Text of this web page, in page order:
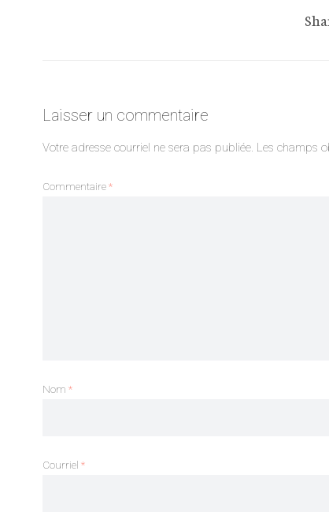
Laisser un commentaire
Votre adresse courriel ne sera pas publiée. Les champs
Commentaire*
Nom *
Courriel *